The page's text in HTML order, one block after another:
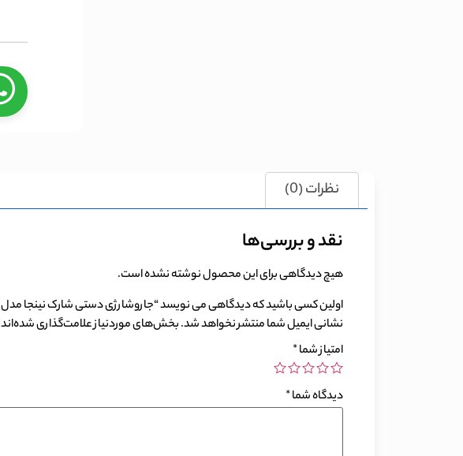
نظرات (0)
نقد و بررسی‌ها
هیچ دیدگاهی برای این محصول نوشته نشده است.
اولین کسی باشید که دیدگاهی می نویسد “جاروشارژی دستی شارک نینجا مدل Shark UltraCyclone™ Pet Pro Cordless Handheld Vacuum CH951”
نشانی ایمیل شما منتشر نخواهد شد.بخش‌های موردنیاز علامت‌گذاری شده‌اند
امتیاز شما*
دیدگاه شما*